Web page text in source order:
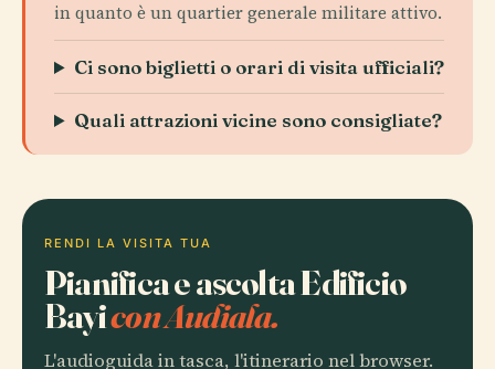
in quanto è un quartier generale militare attivo.
Ci sono biglietti o orari di visita ufficiali?
Quali attrazioni vicine sono consigliate?
RENDI LA VISITA TUA
Pianifica e ascolta Edificio
Bayicon Audiala.
L'audioguida in tasca, l'itinerario nel browser.